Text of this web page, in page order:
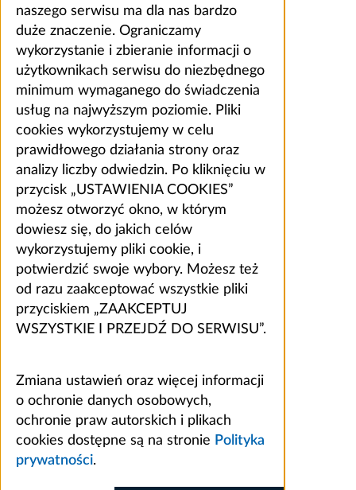
naszego serwisu ma dla nas bardzo
duże znaczenie. Ograniczamy
wykorzystanie i zbieranie informacji o
użytkownikach serwisu do niezbędnego
minimum wymaganego do świadczenia
usług na najwyższym poziomie. Pliki
cookies wykorzystujemy w celu
prawidłowego działania strony oraz
analizy liczby odwiedzin. Po kliknięciu w
przycisk „USTAWIENIA COOKIES”
możesz otworzyć okno, w którym
dowiesz się, do jakich celów
wykorzystujemy pliki cookie, i
potwierdzić swoje wybory. Możesz też
od razu zaakceptować wszystkie pliki
przyciskiem „ZAAKCEPTUJ
WSZYSTKIE I PRZEJDŹ DO SERWISU”.
Zmiana ustawień oraz więcej informacji
o ochronie danych osobowych,
ochronie praw autorskich i plikach
cookies dostępne są na stronie Polityka
prywatności.